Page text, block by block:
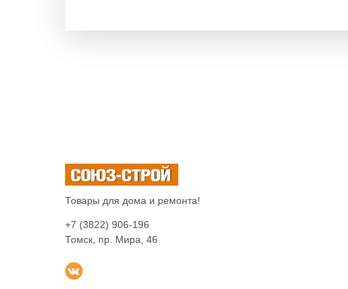
Товары для дома и ремонта!
+7 (3822) 906-196
Томск, пр. Мира, 46